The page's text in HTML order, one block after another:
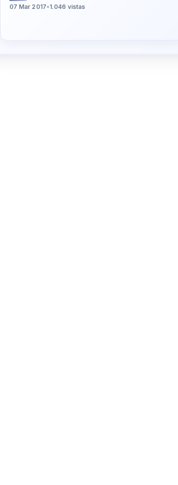
07 Mar 2017•1.046 vistas